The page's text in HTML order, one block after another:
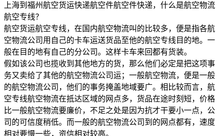
上海到福州航空货运快递航空件航空件快递，什么是航空物流
航空专线？
航空货运航空专线，在国内航空物流叫的比较多，便是指各航
空物流公司用自己的卡车运送货品至他的航空专线目的地。一
般在目的地有自己的分公司。这样卡车来回都有货装。
假如该公司也揽收到其他地方的货，那么他们必定是把这项事
务又卖给了其他的航空物流公司运；一般航空物流，便是一般
的航空物流公司，他们的事务掩盖地域要广。相比较而言，航
空专线航空物流在抵达区域的网点多，货品在途时刻短，价格
比一般航空物流要廉价，不足之处是因为抗才干要小一点，公
司的可信度稍低。而一般的航空物流公司到的网点都有，速度
相对要慢一些，资信相对较高。